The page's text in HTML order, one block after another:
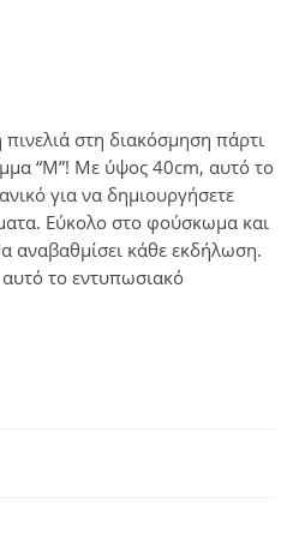
στη διακόσμηση πάρτι
“M”! Με ύψος 40cm, αυτό το
για να δημιουργήσετε
Εύκολο στο φούσκωμα και
αναβαθμίσει κάθε εκδήλωση.
το εντυπωσιακό